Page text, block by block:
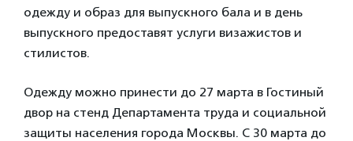
одежду и образ для выпускного бала и в день
выпускного предоставят услуги визажистов и
стилистов.
Одежду можно принести до 27 марта в Гостиный
двор на стенд Департамента труда и социальной
защиты населения города Москвы. С 30 марта до